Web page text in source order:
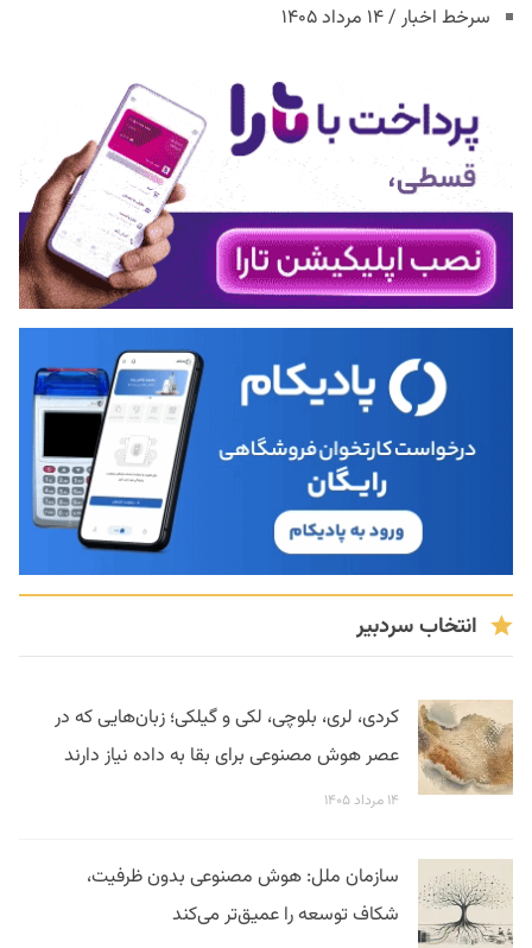
سرخط اخبار / ۱۴ مرداد ۱۴۰۵
انتخاب سردبیر
کردی، لری، بلوچی، لکی و گیلکی؛ زبان‌هایی که در
عصر هوش مصنوعی برای بقا به داده نیاز دارند
۱۴ مرداد ۱۴۰۵
سازمان ملل: هوش مصنوعی بدون ظرفیت،
شکاف توسعه را عمیق‌تر می‌کند